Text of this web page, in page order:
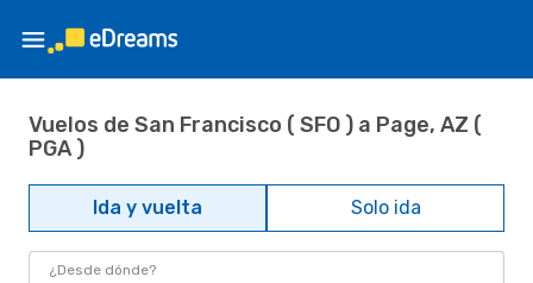
Vuelos de San Francisco ( SFO ) a Page, AZ (
PGA )
Ida y vuelta Solo ida
¿Desde dónde?